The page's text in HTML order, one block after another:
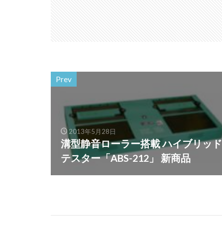
Prev
2013年5月28日
溝型静音ローラー搭載 ハイブリッド
テスター「ABS-212」 新商品